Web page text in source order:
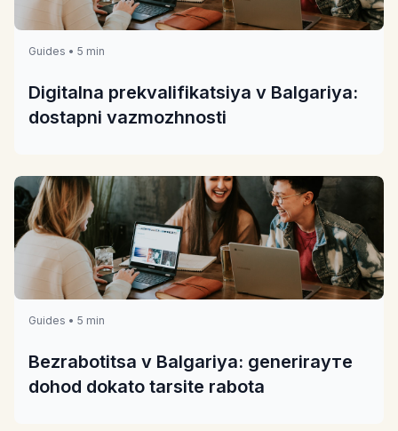
Guides • 5 min
Digitalna prekvalifikatsiya v Balgariya:
dostapni vazmozhnosti
Guides • 5 min
Bezrabotitsa v Balgariya: generirayте
dohod dokato tarsite rabota